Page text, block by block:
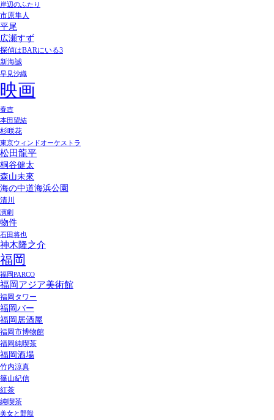
岸辺のふたり
市原隼人
平尾
広瀬すず
探偵はBARにいる3
新海誠
早見沙織
映画
春吉
本田望結
杉咲花
東京ウィンドオーケストラ
松田龍平
桐谷健太
森山未來
海の中道海浜公園
清川
演劇
物件
石田将也
神木隆之介
福岡
福岡PARCO
福岡アジア美術館
福岡タワー
福岡バー
福岡居酒屋
福岡市博物館
福岡純喫茶
福岡酒場
竹内涼真
篠山紀信
紅茶
純喫茶
美女と野獣